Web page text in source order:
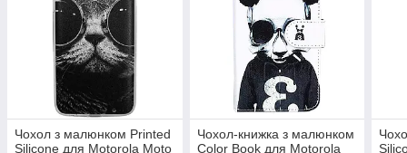
Чохол з малюнком Printed
Silicone для Motorola Moto
Чохол-книжка з малюнком
Color Book для Motorola